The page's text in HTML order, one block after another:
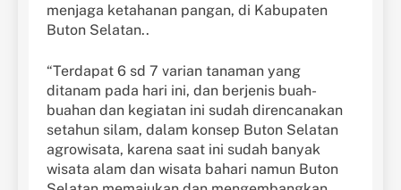
menjaga ketahanan pangan, di Kabupaten
Buton Selatan..
“Terdapat 6 sd 7 varian tanaman yang
ditanam pada hari ini, dan berjenis buah-
buahan dan kegiatan ini sudah direncanakan
setahun silam, dalam konsep Buton Selatan
agrowisata, karena saat ini sudah banyak
wisata alam dan wisata bahari namun Buton